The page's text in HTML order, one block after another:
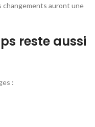
changements auront une
reste aussi
: